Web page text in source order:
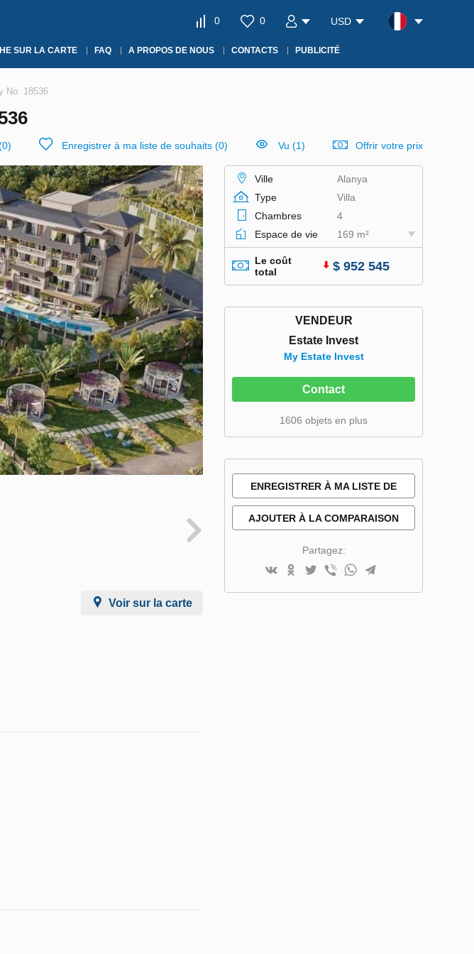
0 0 USD
SUR LA CARTE FAQ A PROPOS DE NOUS CONTACTS PUBLICITÉ
No. 18536
0) Enregistrer à ma liste de souhaits (0) Vu (1) Offrir votre prix
Voir sur la carte
Ville
Alanya
Type
Villa
Chambres
4
Espace de vie
169 m²
Le coût
total
$ 952 545
VENDEUR
Estate Invest
My Estate Invest
Contact
1606 objets en plus
ENREGISTRER À MA LISTE DE
SOUHAITS
AJOUTER À LA COMPARAISON
Partagez: